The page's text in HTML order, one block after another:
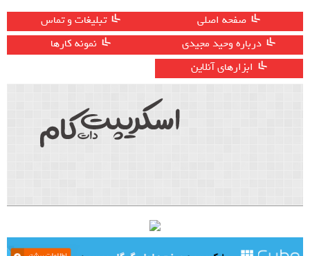
صفحه اصلی
تبلیغات و تماس
درباره وحید مجیدی
نمونه کارها
ابزارهای آنلاین